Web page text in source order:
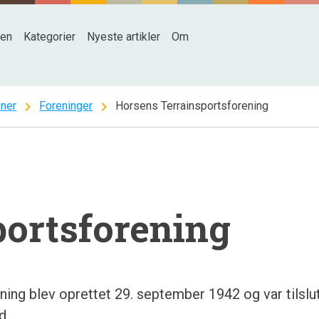
Kategorier Nyeste artikler Om
chevron_right Foreninger chevron_right Horsens Terrainsportsforening
blev oprettet 29. september 1942 og var